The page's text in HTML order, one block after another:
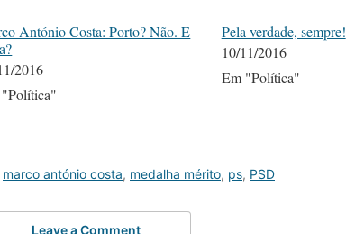
António Costa: Porto? Não. E
2016
Pela verdade, sempre!
10/11/2016
Em "Política"
marco antónio costa, medalha mérito, ps, PSD
Leave a Comment